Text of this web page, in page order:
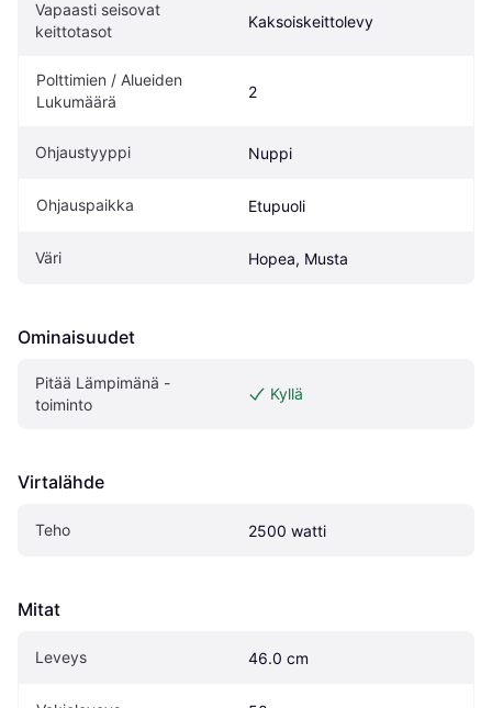
Vapaasti seisovat
keittotasot
Kaksoiskeittolevy
Polttimien / Alueiden
Lukumäärä
2
Ohjaustyyppi Nuppi
Ohjauspaikka Etupuoli
Väri Hopea, Musta
Ominaisuudet
Pitää Lämpimänä -
toiminto
Kyllä
Virtalähde
Teho 2500 watti
Mitat
Leveys 46.0 cm